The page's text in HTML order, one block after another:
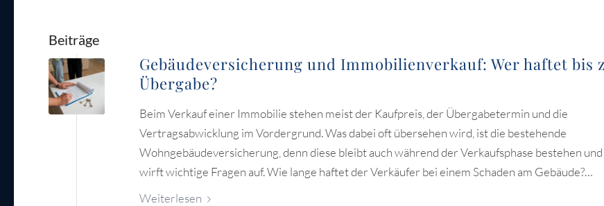
Beiträge
Gebäudeversicherung und Immobilienverkauf: Wer haftet bis
Übergabe?
Beim Verkauf einer Immobilie stehen meist der Kaufpreis, der Übergabetermin und die
Vertragsabwicklung im Vordergrund. Was dabei oft übersehen wird, ist die bestehende
Wohngebäudeversicherung, denn diese bleibt auch während der Verkaufsphase bestehen und
wirft wichtige Fragen auf. Wie lange haftet der Verkäufer bei einem Schaden am Gebäude?…
Weiterlesen